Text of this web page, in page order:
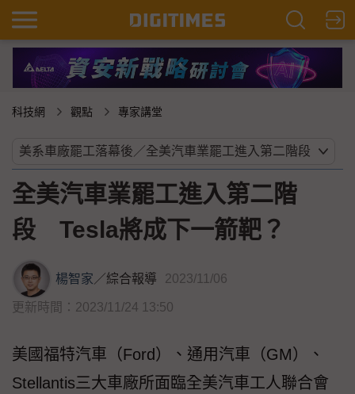
科技網 觀點 專家講堂
全美汽車業罷工進入第二階
段 Tesla將成下一箭靶？
楊智家／綜合報導 2023/11/06
更新時間：2023/11/24 13:50
美國福特汽車（Ford）、通用汽車（GM）、
Stellantis三大車廠所面臨全美汽車工人聯合會